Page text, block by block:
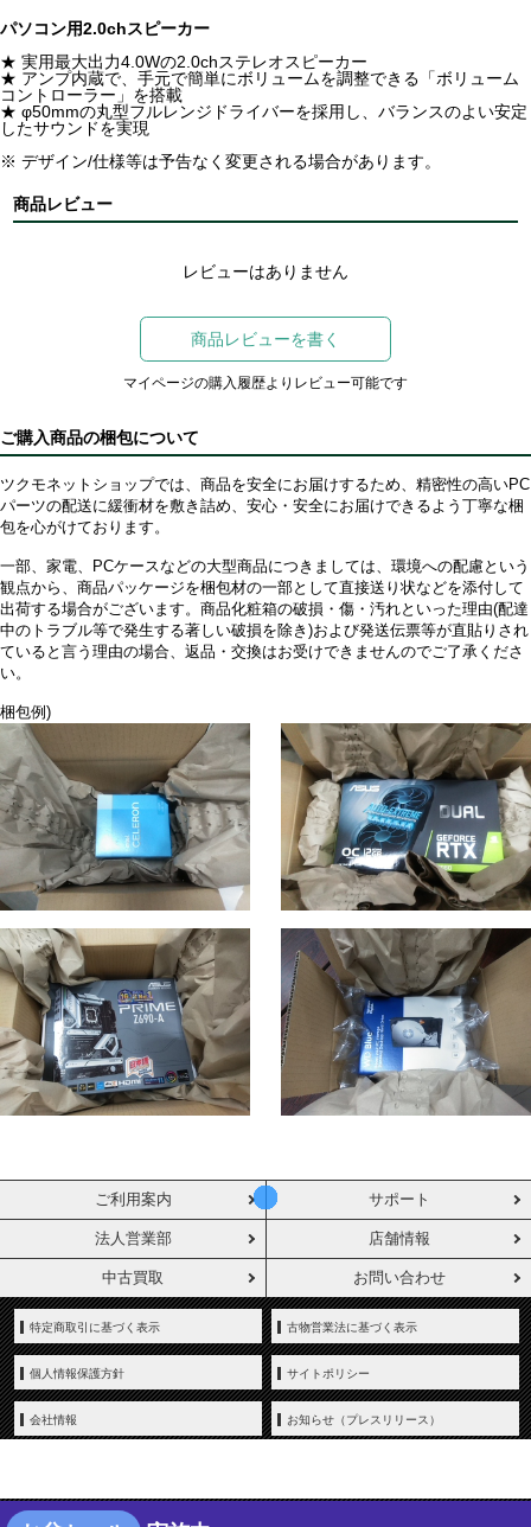
パソコン用2.0chスピーカー
★ 実用最大出力4.0Wの2.0chステレオスピーカー
★ アンプ内蔵で、手元で簡単にボリュームを調整できる「ボリューム
コントローラー」を搭載
★ φ50mmの丸型フルレンジドライバーを採用し、バランスのよい安定
したサウンドを実現
※ デザイン/仕様等は予告なく変更される場合があります。
商品レビュー
レビューはありません
商品レビューを書く
マイページの購入履歴よりレビュー可能です
ご購入商品の梱包について
ツクモネットショップでは、商品を安全にお届けするため、精密性の高いPC
パーツの配送に緩衝材を敷き詰め、安心・安全にお届けできるよう丁寧な梱
包を心がけております。
一部、家電、PCケースなどの大型商品につきましては、環境への配慮という
観点から、商品パッケージを梱包材の一部として直接送り状などを添付して
出荷する場合がございます。商品化粧箱の破損・傷・汚れといった理由(配達
中のトラブル等で発生する著しい破損を除き)および発送伝票等が直貼りされ
ていると言う理由の場合、返品・交換はお受けできませんのでご了承くださ
い。
梱包例)
ご利用案内 サポート
法人営業部 店舗情報
中古買取 お問い合わせ
特定商取引に基づく表示 古物営業法に基づく表示
個人情報保護方針 サイトポリシー
会社情報 お知らせ（プレスリリース）